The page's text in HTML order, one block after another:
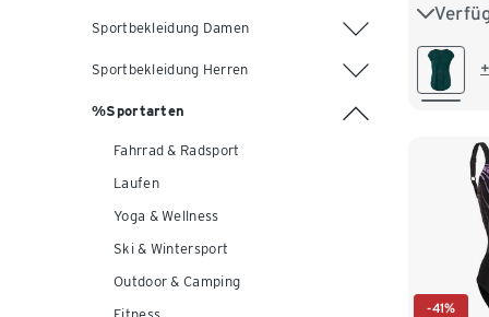
Sportbekleidung Damen
Sportbekleidung Herren
%Sportarten
Fahrrad & Radsport
Laufen
Yoga & Wellness
Ski & Wintersport
Outdoor & Camping
XS 32/
M 40/42
XXL 52/
-41%